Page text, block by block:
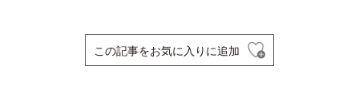
この記事をお気に入りに追加